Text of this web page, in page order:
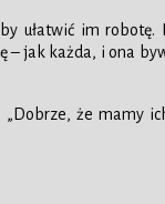
ułatwić im
jak każda, i ona
że mamy